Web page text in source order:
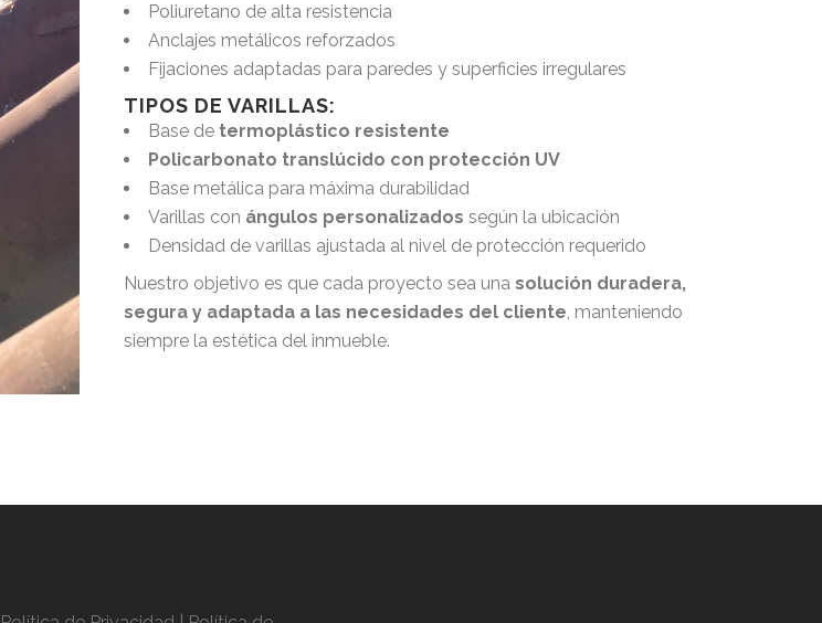
Poliuretano de alta resistencia
Anclajes metálicos reforzados
Fijaciones adaptadas para paredes y superficies irregulares
TIPOS DE VARILLAS:
Base de termoplástico resistente
Policarbonato translúcido con protección UV
Base metálica para máxima durabilidad
Varillas con ángulos personalizados según la ubicación
Densidad de varillas ajustada al nivel de protección requerido
Nuestro objetivo es que cada proyecto sea una solución duradera,
segura y adaptada a las necesidades del cliente, manteniendo
siempre la estética del inmueble.